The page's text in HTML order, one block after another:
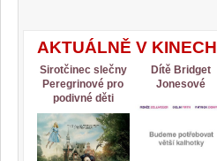
AKTUÁLNĚ V KINECH
Sirotčinec slečny
Peregrinové pro
podivné děti
Dítě Bridget
Jonesové